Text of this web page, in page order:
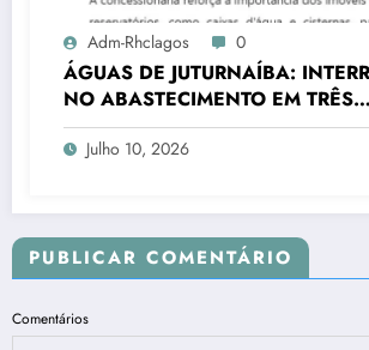
Adm-Rhclagos 0
ÁGUAS DE JUTURNAÍBA:
NO ABASTECIMENTO EM TRÊS
CIDADES
Julho 10, 2026
PUBLICAR COMENTÁRIO
Comentários